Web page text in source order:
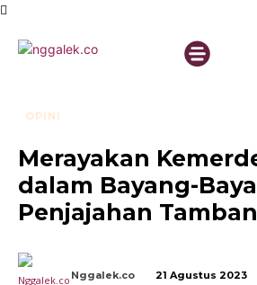
OPINI
Merayakan
dalam Bayang-
Penjajahan
Nggalek.co 21 Agustus 2023